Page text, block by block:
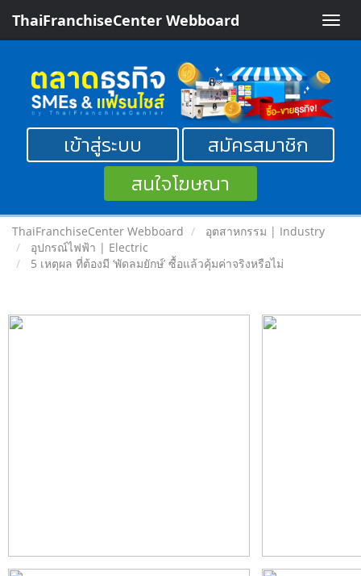
Toggle
ThaiFranchiseCenter Webboard
เข้าสู่ระบบ
สมัครสมาชิก
สนใจโฆษณา
ThaiFranchiseCenter Webboard
อุตสาหกรรม | Industry
อุปกรณ์ไฟฟ้า | Electric
5 เหตุผล ที่ต้องมี ‘พัดลมยักษ์’ ซื้อแล้วคุ้มค่าจริงหรือไม่